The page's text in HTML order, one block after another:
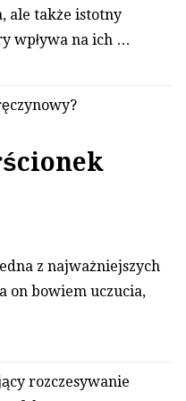
ale także istotny
wpływa na ich …
z najważniejszych
on bowiem uczucia,